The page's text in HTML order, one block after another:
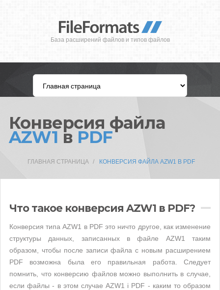
База расширений файлов и типов файлов
Конверсия файла
AZW1 в PDF
ГЛАВНАЯ СТРАНИЦА КОНВЕРСИЯ ФАЙЛА AZW1 В PDF
Что такое конверсия AZW1 в PDF?
Конверсия типа AZW1 в PDF это ничто другое, как изменение
структуры данных, записанных в файле AZW1 таким
образом, чтобы после записи файла с новым расширением
PDF возможна была его правильная работа. Следует
помнить, что конверсию файлов можно выполнить в случае,
если файлы - в этом случае AZW1 i PDF - каким то образом